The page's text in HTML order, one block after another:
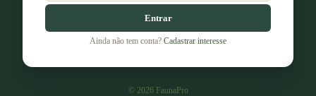
Entrar
Ainda não tem conta? Cadastrar interesse
© 2026FaunaPro